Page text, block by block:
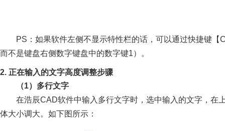
PS：如果软件左侧不显示特性栏的话，可以通过快捷键
而不是键盘右侧数字键盘中的数字键1）。
2. 正在输入的文字高度调整步骤
（1）多行文字
在浩辰CAD软件中输入多行文字时，选中输入的文字，在
体大小调大。如下图所示：